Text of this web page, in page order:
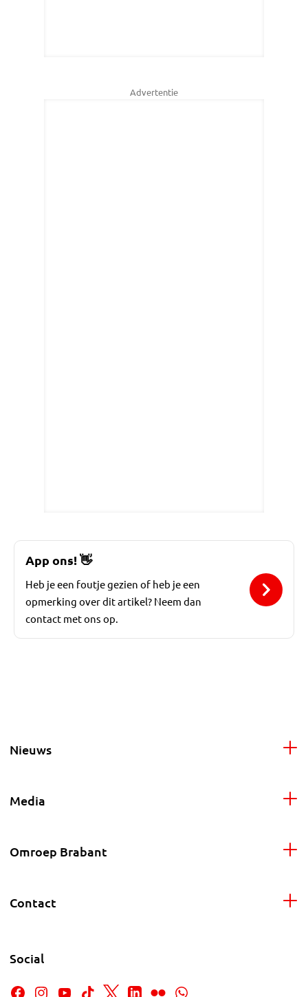
Advertentie
App ons!👋
Heb je een foutje gezien of heb je een
opmerking over dit artikel? Neem dan
contact met ons op.
Nieuws
Media
Omroep Brabant
Contact
Social